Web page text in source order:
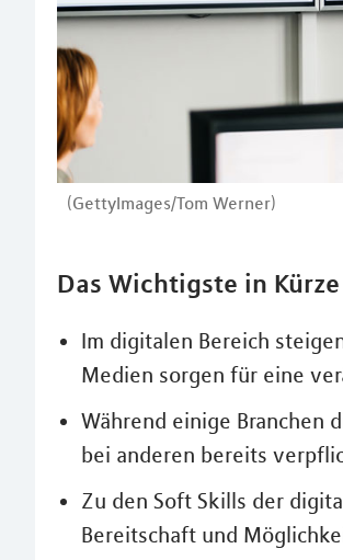
(GettyImages/Tom Werner)
Das Wichtigste in Kürze
Im digitalen Bereich
Medien sorgen für eine
Während einige Branchen
bei anderen bereits
Zu den Soft Skills der
Bereitschaft und